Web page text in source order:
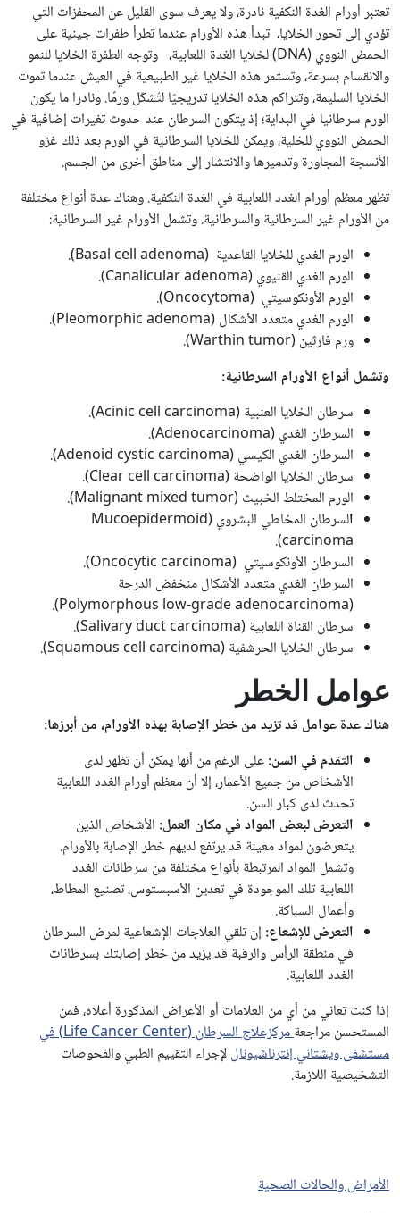
تعتبر أورام الغدة النكفية نادرة، ولا يعرف سوى القليل عن المحفزات التي
تؤدي إلى تحور الخلايا، تبدأ هذه الأورام عندما تطرأ طفرات جينية على
الحمض النووي (DNA) لخلايا الغدة اللعابية، وتوجه الطفرة الخلايا للنمو
والانقسام بسرعة، وتستمر هذه الخلايا غير الطبيعية في العيش عندما تموت
الخلايا السليمة، وتتراكم هذه الخلايا تدريجيًا لتُشكّل ورمًا. ونادرا ما يكون
الورم سرطانيا في البداية؛ إذ يتكون السرطان عند حدوث تغيرات إضافية في
الحمض النووي للخلية، ويمكن للخلايا السرطانية في الورم بعد ذلك غزو
الأنسجة المجاورة وتدميرها والانتشار إلى مناطق أخرى من الجسم.
تظهر معظم أورام الغدد اللعابية في الغدة النكفية. وهناك عدة أنواع مختلفة
من الأورام غير السرطانية والسرطانية. وتشمل الأورام غير السرطانية:
الورم الغدي للخلايا القاعدية (Basal cell adenoma).
الورم الغدي القنيوي (Canalicular adenoma).
الورم الأونكوسيتي (Oncocytoma).
الورم الغدي متعدد الأشكال (Pleomorphic adenoma).
ورم فارثين (Warthin tumor).
وتشمل أنواع الأورام السرطانية:
سرطان الخلايا العنبية (Acinic cell carcinoma).
السرطان الغدي (Adenocarcinoma).
السرطان الغدي الكيسي (Adenoid cystic carcinoma).
سرطان الخلايا الواضحة (Clear cell carcinoma).
الورم المختلط الخبيث (Malignant mixed tumor).
ا
لسرطان المخاطي البشروي (Mucoepidermoid
carcinoma).
السرطان الأونكوسيتي (Oncocytic carcinoma).
السرطان الغدي متعدد الأشكال منخفض الدرجة
(Polymorphous low-grade adenocarcinoma).
سرطان القناة اللعابية (Salivary duct carcinoma).
سرطان الخلايا الحرشفية (Squamous cell carcinoma).
عوامل الخطر
هناك عدة عوامل قد تزيد من خطر الإصابة بهذه الأورام، من أبرزها:
التقدم في السن:على الرغم من أنها يمكن أن تظهر لدى
الأشخاص من جميع الأعمار، إلا أن معظم أورام الغدد اللعابية
تحدث لدى كبار السن.
التعرض لبعض المواد في مكان العمل: الأشخاص الذين
يتعرضون لمواد معينة قد يرتفع لديهم خطر الإصابة بالأورام.
وتشمل المواد المرتبطة بأنواع مختلفة من سرطانات الغدد
اللعابية تلك الموجودة في تعدين الأسبستوس، تصنيع المطاط،
وأعمال السباكة.
التعرض للإشعاع: إن تلقي العلاجات الإشعاعية لمرض السرطان
في منطقة الرأس والرقبة قد يزيد من خطر إصابتك بسرطانات
الغدد اللعابية.
إذا كنت تعاني من أي من العلامات أو الأعراض المذكورة أعلاه، فمن
المستحسن مراجعة
مركزعلاج السرطان (Life Cancer Center) في
مستشفى ويشتاني إنترناشيوناللإجراء التقييم الطبي والفحوصات
التشخيصية اللازمة.
الأمراض والحالات الصحية